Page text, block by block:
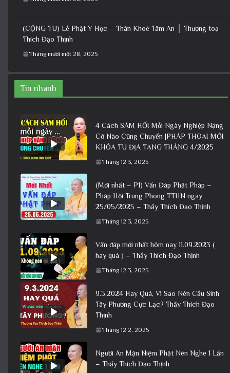
(CỘNG TU) Lễ Phật Y Học – Thân Khoẻ Tâm An │ Thượng toạ
Thích Đạo Thịnh
Tháng mười một 28, 2025
Tin nhanh
4 Cách SÁM HỐI Mỗi Ngày Nghiệp Nặng
Cỡ Nào Cũng Chuyển |PHÁP THOẠI MỚI
KHÓA TU ĐỊA TẠNG THÁNG 4/2025
Tháng 12 3, 2025
(Mới nhất – P1) Vấn Đáp Phật Pháp –
Pháp Hội Trung Phong TTHN ngày
25/05/2025 – Thầy Thích Đạo Thịnh
Tháng 12 3, 2025
Vấn đáp mới nhất hôm nay 11.09.2023 (
hay quá ) – Thầy Thích Đạo Thịnh
Tháng 12 3, 2025
9.3.2024 Hay Quá, Vì Sao Nên Cầu Sinh
Tây Phương Cực Lạc? Thầy Thích Đạo
Thịnh
Tháng 12 2, 2025
Người Ăn Mặn Niệm Phật Nên Nghe 1 Lần
– Thầy Thích Đạo Thịnh